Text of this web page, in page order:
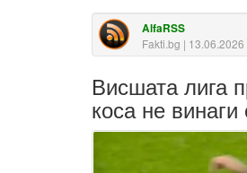
AlfaRSS
Fakti.bg |
Висшата лига
коса не